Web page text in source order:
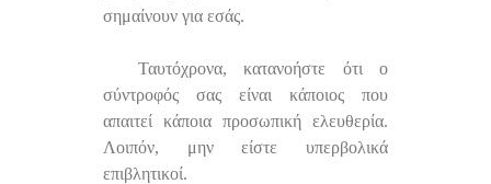
σημαίνουν για εσάς.
Ταυτόχρονα, κατανοήστε ότι ο
σύντροφός σας είναι κάποιος που
απαιτεί κάποια προσωπική ελευθερία.
Λοιπόν, μην είστε υπερβολικά
επιβλητικοί.